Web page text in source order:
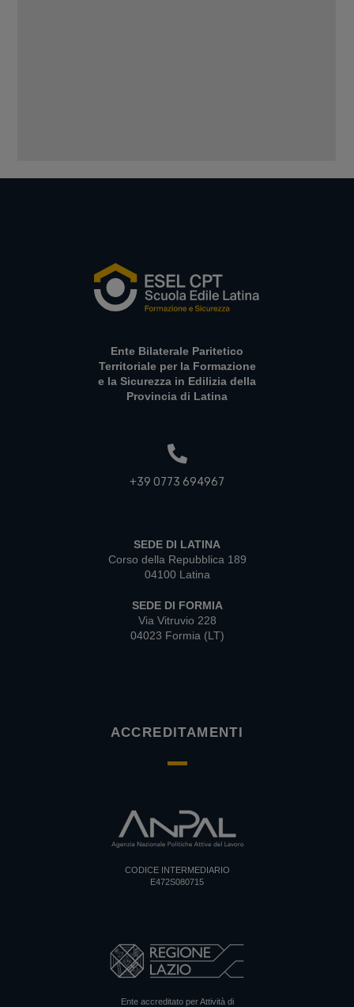
Ente Bilaterale Paritetico
Territoriale per la Formazione
e la Sicurezza in Edilizia della
Provincia di Latina
+39 0773 694967
SEDE DI LATINA
Corso della Repubblica 189
04100 Latina
SEDE DI FORMIA
Via Vitruvio 228
04023 Formia (LT)
ACCREDITAMENTI
CODICE INTERMEDIARIO
E472S080715
Ente accreditato per Attività di